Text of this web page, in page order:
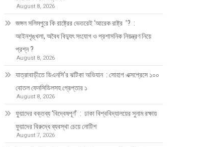
August 8, 2026
জঙ্গল সলিমপুরে কি রাষ্ট্রের ভেতরেই ‘আরেক রাষ্ট্র ’? :
আইনশৃঙ্খলা, অবৈধ বিদ্যুৎ সংযোগ ও প্রশাসনিক নিয়ন্ত্রণ নিয়ে
প্রশ্ন ?
August 8, 2026
যাত্রাবাড়ীতে ডিএনসি’র ঝটিকা অভিযান : সোহাগ এক্সপ্রেসে ১০০
বোতল ফেনসিডিলসহ গ্রেপ্তার ১
August 8, 2026
ফুয়াদের বক্তব্য ‘বিদ্বেষপূর্ণ’ : ঢাকা বিশ্ববিদ্যালয়ের সুনাম রক্ষায়
ফুয়াদের বিরুদ্ধে ব্যবস্থা চেয়ে নোটিশ
August 7, 2026